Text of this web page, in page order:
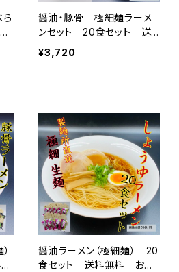
醤油・豚骨 極細麺ラーメ
ンセット 20食セット 送
料無料 お家で専門店の麺
を！
¥3,720
醤油ラーメン（極細麺） 20
食セット 送料無料 お家